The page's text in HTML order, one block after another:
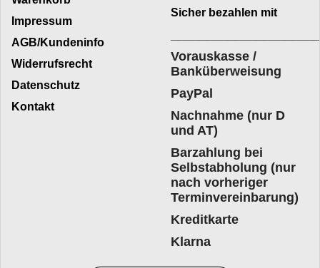
Impressum
AGB/Kundeninfo
Widerrufsrecht
Datenschutz
Kontakt
Sicher bezahlen mit
Vorauskasse /
Banküberweisung
PayPal
Nachnahme (nur D
und AT)
Barzahlung bei
Selbstabholung (nur
nach vorheriger
Terminvereinbarung)
Kreditkarte
Klarna